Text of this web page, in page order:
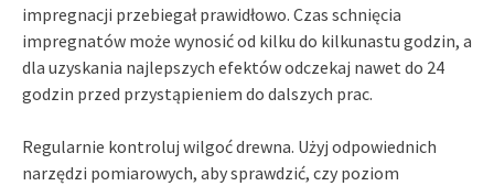
impregnacji przebiegał prawidłowo. Czas schnięcia
impregnatów może wynosić od kilku do kilkunastu godzin, a
dla uzyskania najlepszych efektów odczekaj nawet do 24
godzin przed przystąpieniem do dalszych prac.
Regularnie kontroluj wilgoć drewna. Użyj odpowiednich
narzędzi pomiarowych, aby sprawdzić, czy poziom